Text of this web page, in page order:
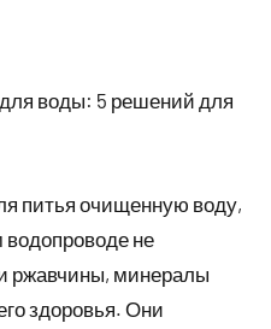
питья очищенную воду,
не
ржавчины, минералы
здоровья. Они